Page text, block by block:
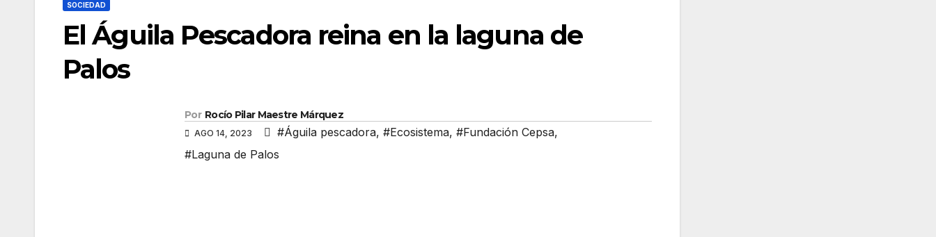
SOCIEDAD
El Águila Pescadora reina en la laguna de
Palos
Por Rocío Pilar Maestre Márquez
AGO 14, 2023 #Águila pescadora, #Ecosistema, #Fundación Cepsa,
#Laguna de Palos